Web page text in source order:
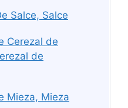
Salce, Salce
Cerezal de
de
Mieza, Mieza